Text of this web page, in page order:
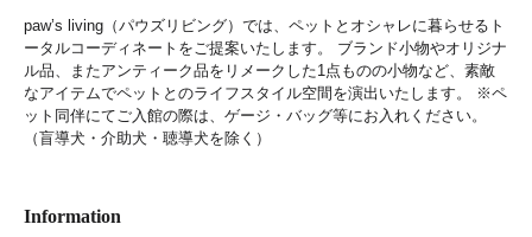
paw’s living（パウズリビング）では、ペットとオシャレに暮らせるト
ータルコーディネートをご提案いたします。 ブランド小物やオリジナ
ル品、またアンティーク品をリメークした1点ものの小物など、素敵
なアイテムでペットとのライフスタイル空間を演出いたします。 ※ペ
ット同伴にてご入館の際は、ゲージ・バッグ等にお入れください。
（盲導犬・介助犬・聴導犬を除く）
Information